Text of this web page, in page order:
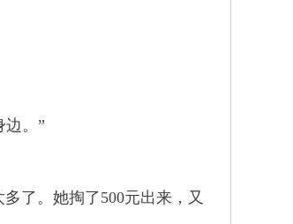
。”
了。她掏了500元出来，又